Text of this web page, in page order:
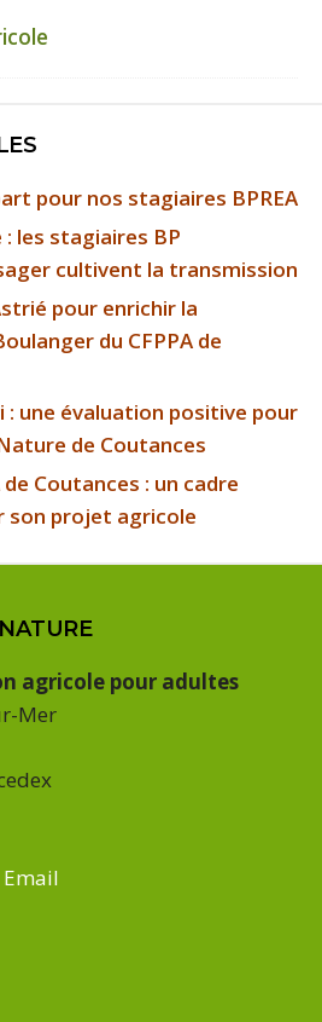
pour nos stagiaires BPREA
: les stagiaires BP
cultivent la transmission
pour enrichir la
du CFPPA de
: une évaluation positive pour
de Coutances
de Coutances : un cadre
son projet agricole
agricole pour adultes
Mer